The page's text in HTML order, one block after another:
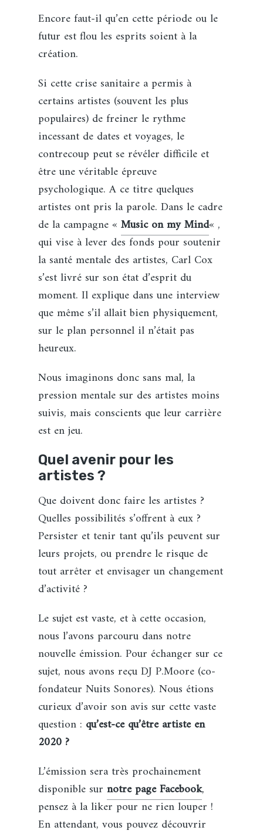
Encore faut-il qu’en cette période ou le
futur est flou les esprits soient à la
création.
Si cette crise sanitaire a permis à
certains artistes (souvent les plus
populaires) de freiner le rythme
incessant de dates et voyages, le
contrecoup peut se révéler difficile et
être une véritable épreuve
psychologique. A ce titre quelques
artistes ont pris la parole. Dans le cadre
de la campagne « Music on my Mind« ,
qui vise à lever des fonds pour soutenir
la santé mentale des artistes, Carl Cox
s’est livré sur son état d’esprit du
moment. Il explique dans une interview
que même s’il allait bien physiquement,
sur le plan personnel il n’était pas
heureux.
Nous imaginons donc sans mal, la
pression mentale sur des artistes moins
suivis, mais conscients que leur carrière
est en jeu.
Quel avenir pour les
artistes ?
Que doivent donc faire les artistes ?
Quelles possibilités s’offrent à eux ?
Persister et tenir tant qu’ils peuvent sur
leurs projets, ou prendre le risque de
tout arrêter et envisager un changement
d’activité ?
Le sujet est vaste, et à cette occasion,
nous l’avons parcouru dans notre
nouvelle émission. Pour échanger sur ce
sujet, nous avons reçu DJ P.Moore (co-
fondateur Nuits Sonores). Nous étions
curieux d’avoir son avis sur cette vaste
question : qu’est-ce qu’être artiste en
2020 ?
L’émission sera très prochainement
disponible sur notre page Facebook,
pensez à la liker pour ne rien louper !
En attendant, vous pouvez découvrir